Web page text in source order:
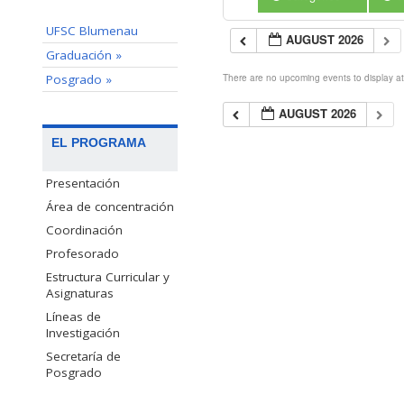
UFSC Blumenau
Graduación »
Posgrado »
EL PROGRAMA
Presentación
Área de concentración
Coordinación
Profesorado
Estructura Curricular y
Asignaturas
Líneas de
Investigación
Secretaría de
Posgrado
AUGUST 2026
There are no upcoming events to display
AUGUST 2026